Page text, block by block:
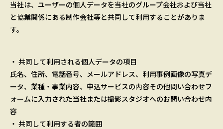
当社は、ユーザーの個人データを当社のグループ会社および当社
と協業関係にある制作会社等と共同して利用することがありま
す。
・ 共同して利用される個人データの項目
氏名、住所、電話番号、メールアドレス、利用事例画像の写真デ
ータ、業種・事業内容、申込サービスの内容その他問い合わせフ
ォームに入力された当社または撮影スタジオへのお問い合わせ内
容
・ 共同して利用する者の範囲